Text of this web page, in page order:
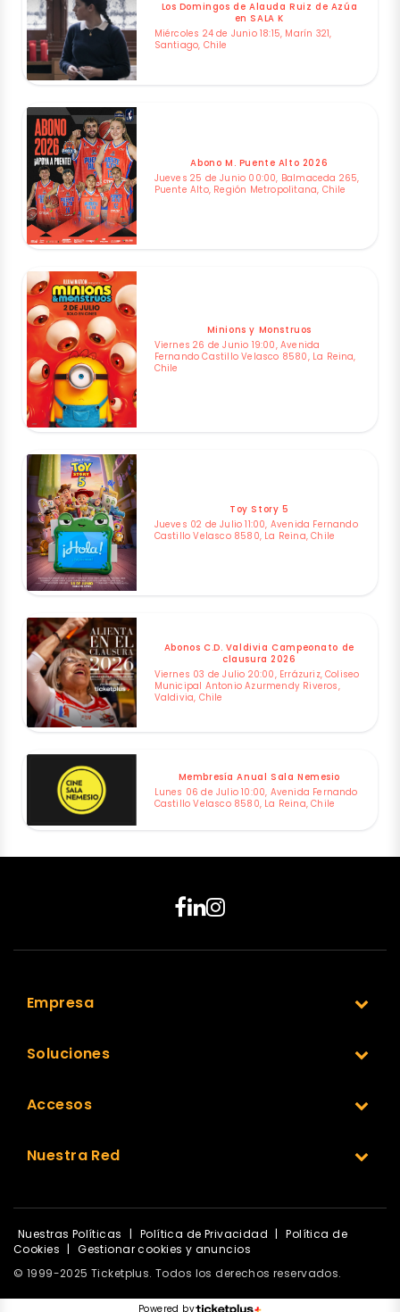
Los Domingos de Alauda Ruiz de Azúa
en SALA K
Miércoles 24 de Junio 18:15, Marín 321,
Santiago, Chile
Abono M. Puente Alto 2026
Jueves 25 de Junio 00:00, Balmaceda 265,
Puente Alto, Región Metropolitana, Chile
Minions y Monstruos
Viernes 26 de Junio 19:00, Avenida
Fernando Castillo Velasco 8580, La Reina,
Chile
Toy Story 5
Jueves 02 de Julio 11:00, Avenida Fernando
Castillo Velasco 8580, La Reina, Chile
Abonos C.D. Valdivia Campeonato de
clausura 2026
Viernes 03 de Julio 20:00, Errázuriz, Coliseo
Municipal Antonio Azurmendy Riveros,
Valdivia, Chile
Membresía Anual Sala Nemesio
Lunes 06 de Julio 10:00, Avenida Fernando
Castillo Velasco 8580, La Reina, Chile
Empresa
Soluciones
Accesos
Nuestra Red
Nuestras Políticas | Política de Privacidad |
Política de
Cookies |
Gestionar cookies y anuncios
© 1999-2025 Ticketplus. Todos los derechos reservados.
Powered by